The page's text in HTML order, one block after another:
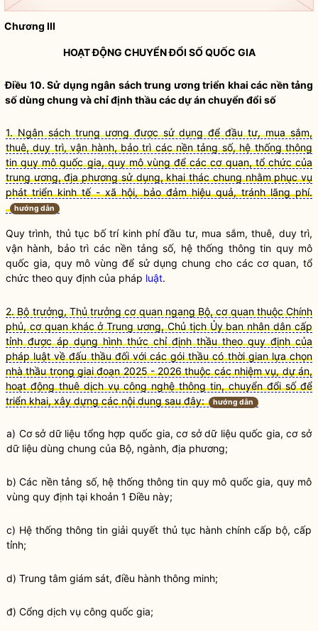
Chương III
HOẠT ĐỘNG CHUYỂN ĐỔI SỐQUỐC GIA
Điều 10. Sử dụng ngân sách trung ương triển khai các nền tảng
số dùng chung và chỉ định thầu các dự án chuyển đổi số
1. Ngân sách trung ương được sử dụng để đầu tư, mua sắm,
thuê, duy trì, vận hành, bảo trì các nền tảng số, hệ thống thông
tin quy mô quốc gia, quy mô vùng để các cơ quan, tổ chức của
trung ương, địa phương sử dụng, khai thác chung nhằm phục vụ
phát triển kinh tế - xã hội, bảo đảm hiệu quả, tránh lãng phí.
hướng dẫn
Quy trình, thủ tục bố trí kinh phí đầu tư, mua sắm, thuê, duy trì,
vận hành, bảo trì các nền tảng số, hệ thống thông tin quy mô
quốc gia, quy mô vùng để sử dụng chung cho các cơ quan, tổ
chức theo quy định của pháp luật.
2. Bộ trưởng, Thủ trưởng cơ quan ngang Bộ, cơ quan thuộc Chính
phủ, cơ quan khác ở Trung ương, Chủ tịch Ủy ban nhân dân cấp
tỉnh được áp dụng hình thức chỉ định thầu theo quy định của
pháp luật về đấu thầu đối với các gói thầu có thời gian lựa chọn
nhà thầu trong giai đoạn 2025 - 2026 thuộc các nhiệm vụ, dự án,
hoạt động thuê dịch vụ công nghệ thông tin, chuyển đổi số để
triển khai, xây dựng các nội dung sau đây:
hướng dẫn
a) Cơ sở dữ liệu tổng hợp quốc gia, cơ sở dữ liệuquốc gia, cơ sở
dữ liệu dùng chung của Bộ, ngành, địa phương;
b) Các nền tảng số, hệ thống thông tin quy mô quốc gia, quy mô
vùng quy định tại khoản 1 Điều này;
c) Hệ thống thông tin giải quyết thủ tục hành chính cấp bộ, cấp
tỉnh;
d) Trung tâm giám sát, điều hành thông minh;
đ) Cổng dịch vụ công quốc gia;